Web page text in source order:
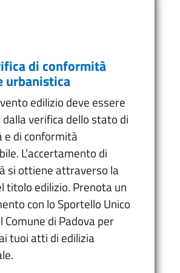
di conformità
urbanistica
edilizio deve essere
verifica dello stato di
di conformità
L’accertamento di
si ottiene attraverso la
titolo edilizio. Prenota un
con lo Sportello Unico
Comune di Padova per
tuoi atti di edilizia